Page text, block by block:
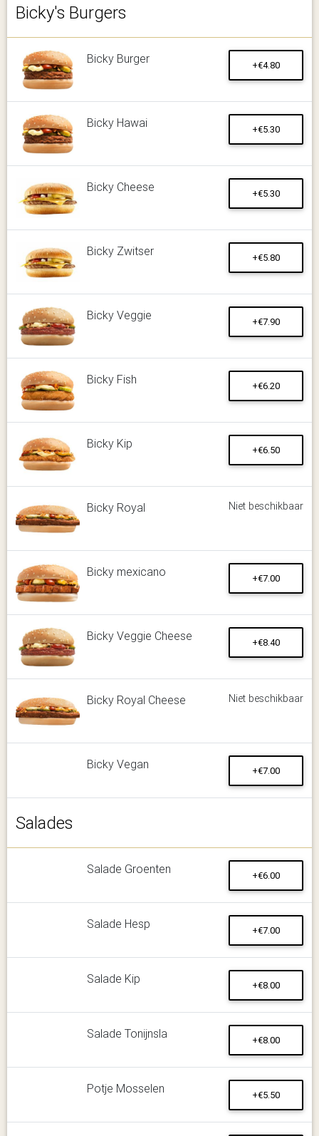
Bicky's Burgers
Bicky Burger +€4.80
Bicky Hawai +€5.30
Bicky Cheese +€5.30
Bicky Zwitser +€5.80
Bicky Veggie +€7.90
Bicky Fish +€6.20
Bicky Kip +€6.50
Bicky Royal Niet beschikbaar
Bicky mexicano +€7.00
Bicky Veggie Cheese +€8.40
Bicky Royal Cheese Niet beschikbaar
Bicky Vegan +€7.00
Salades
Salade Groenten +€6.00
Salade Hesp +€7.00
Salade Kip +€8.00
Salade Tonijnsla +€8.00
Potje Mosselen +€5.50